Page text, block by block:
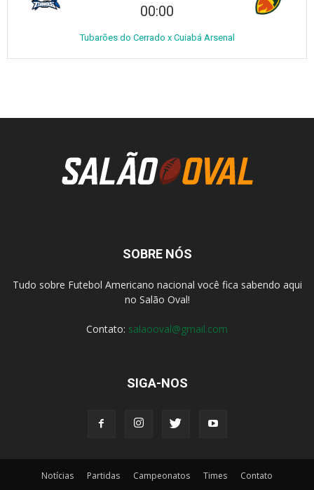
00:00
Tubarões do Cerrado x Cuiabá Arsenal
SOBRE NÓS
Tudo sobre Futebol Americano nacional você fica sabendo aqui
no Salão Oval!
Contato: salaooval@gmail.com
SIGA-NOS
Notícias Partidas Campeonatos Times Contato